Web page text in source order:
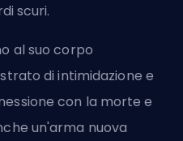
scuri.
al suo corpo
di intimidazione e
con la morte e
un'arma nuova